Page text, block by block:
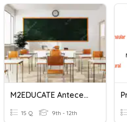
M2EDUCATE Antecedent
15 Q 9th - 12th